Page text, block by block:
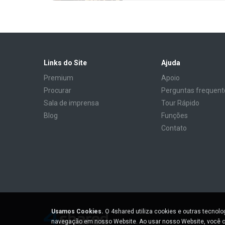
Links do Site
Premium
Procurar
Sala de imprensa
Blog
Ajuda
Apoio
Perguntas
Tour Rápido
Funções
Contato
Usamos Cookies. O 4shared utiliza cookies e outras
navegação em nosso Website. Ao usar nosso Website,